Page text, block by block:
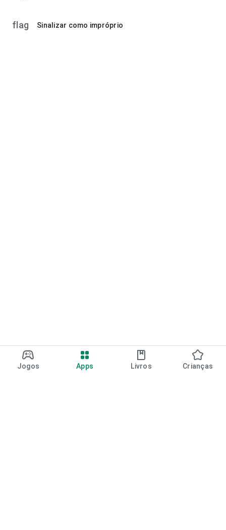
Jogos Apps Livros Crianças
flag Sinalizar como impróprio